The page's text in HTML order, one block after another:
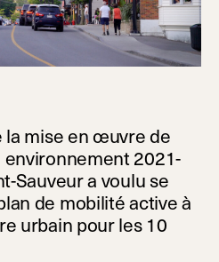
la mise en œuvre de
environnement 2021-
Sauveur a voulu se
de mobilité active à
urbain pour les 10